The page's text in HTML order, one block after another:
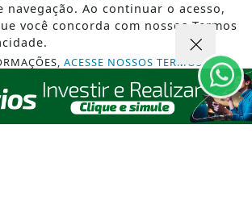
- TODOS OS DIREITOS RESERVADOS
SOBRE
navegação. Ao continuar o acesso,
você concorda com nossos Termos
ACESSE NOSSOS TERMOS
PROSSEGUIR